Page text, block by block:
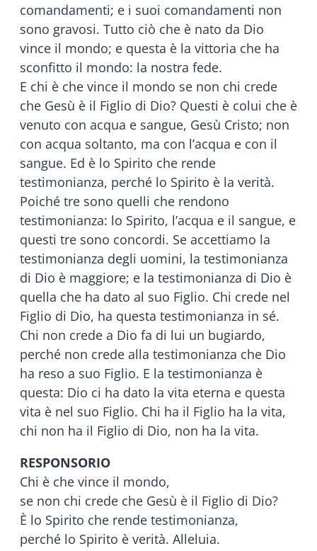
comandamenti; e i suoi comandamenti non
sono gravosi. Tutto ciò che è nato da Dio
vince il mondo; e questa è la vittoria che ha
sconfitto il mondo: la nostra fede.
E chi è che vince il mondo se non chi crede
che Gesù è il Figlio di Dio? Questi è colui che è
venuto con acqua e sangue, Gesù Cristo; non
con acqua soltanto, ma con l’acqua e con il
sangue. Ed è lo Spirito che rende
testimonianza, perché lo Spirito è la verità.
Poiché tre sono quelli che rendono
testimonianza: lo Spirito, l’acqua e il sangue, e
questi tre sono concordi. Se accettiamo la
testimonianza degli uomini, la testimonianza
di Dio è maggiore; e la testimonianza di Dio è
quella che ha dato al suo Figlio. Chi crede nel
Figlio di Dio, ha questa testimonianza in sé.
Chi non crede a Dio fa di lui un bugiardo,
perché non crede alla testimonianza che Dio
ha reso a suo Figlio. E la testimonianza è
questa: Dio ci ha dato la vita eterna e questa
vita è nel suo Figlio. Chi ha il Figlio ha la vita,
chi non ha il Figlio di Dio, non ha la vita.
RESPONSORIO
Chi è che vince il mondo,
se non chi crede che Gesù è il Figlio di Dio?
È lo Spirito che rende testimonianza,
perché lo Spirito è verità. Alleluia.